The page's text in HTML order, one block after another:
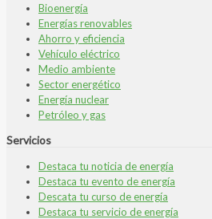
Bioenergía
Energías renovables
Ahorro y eficiencia
Vehículo eléctrico
Medio ambiente
Sector energético
Energía nuclear
Petróleo y gas
Servicios
Destaca tu noticia de energía
Destaca tu evento de energía
Descata tu curso de energía
Destaca tu servicio de energía